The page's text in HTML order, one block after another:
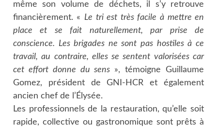
même son volume de déchets, il s’y retrouve
financièrement. « Le tri est très facile à mettre en
place et se fait naturellement, par prise de
conscience. Les brigades ne sont pas hostiles à ce
travail, au contraire, elles se sentent valorisées car
cet effort donne du sens », témoigne Guillaume
Gomez, président de GNI-HCR et également
ancien chef de l’Élysée.
Les professionnels de la restauration, qu’elle soit
rapide, collective ou gastronomique sont prêts à